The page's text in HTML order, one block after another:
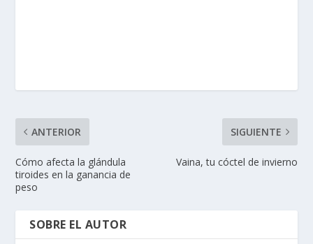
ANTERIOR
Cómo afecta la glándula
tiroides en la ganancia de
peso
SIGUIENTE
Vaina, tu cóctel de invierno
SOBRE EL AUTOR